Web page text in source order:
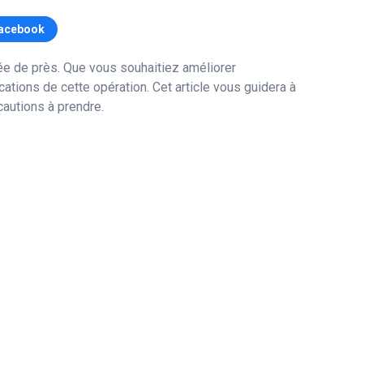
de près. Que vous souhaitiez améliorer
de cette opération. Cet article vous guidera à
à prendre.